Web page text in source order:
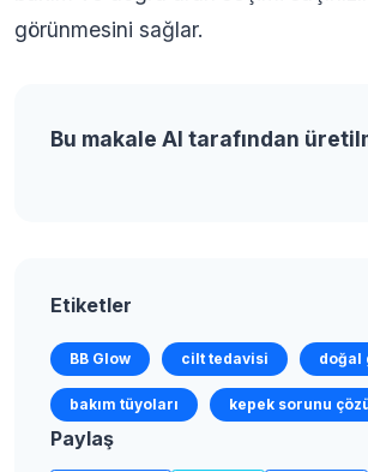
görünmesini sağlar.
Bu makale AI tarafından
Etiketler
BB Glow cilt tedavisi doğal
bakım tüyoları kepek sorunu
Paylaş